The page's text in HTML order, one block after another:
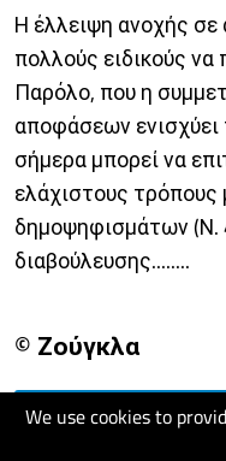
We use cookies to
Η έλλειψη ανοχής σε
πολλούς ειδικούς να
Παρόλο, που η
αποφάσεων
σήμερα μπορεί να
ελάχιστους
δημοψηφισμάτων (Ν.
διαβούλευσης........
© Ζούγκλα